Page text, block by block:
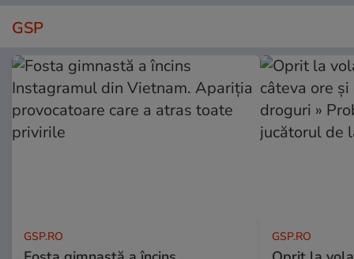
GSP
GSP.RO GSP.RO